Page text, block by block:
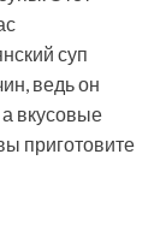
суп
ведь он
вкусовые
приготовите